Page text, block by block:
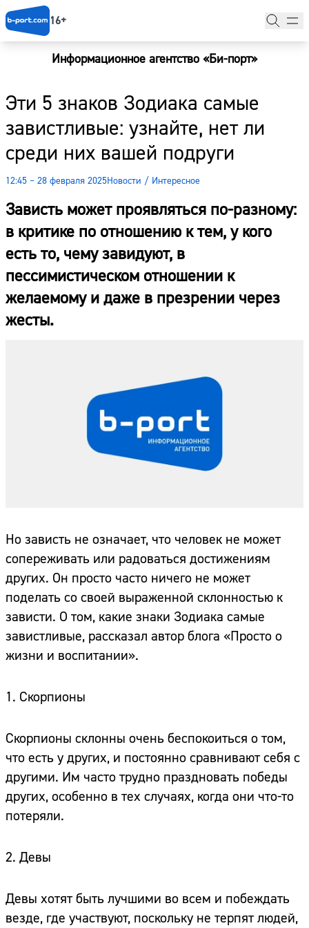
16+
Информационное агентство «Би-порт»
Эти 5 знаков Зодиака самые
завистливые: узнайте, нет ли
среди них вашей подруги
12:45 – 28 февраля 2025Новости / Интересное
Зависть может проявляться по-разному:
в критике по отношению к тем, у кого
есть то, чему завидуют, в
пессимистическом отношении к
желаемому и даже в презрении через
жесты.
Но зависть не означает, что человек не может
сопереживать или радоваться достижениям
других. Он просто часто ничего не может
поделать со своей выраженной склонностью к
зависти. О том, какие знаки Зодиака самые
завистливые, рассказал автор блога «Просто о
жизни и воспитании».
1. Скорпионы
Скорпионы склонны очень беспокоиться о том,
что есть у других, и постоянно сравнивают себя с
другими. Им часто трудно праздновать победы
других, особенно в тех случаях, когда они что-то
потеряли.
2. Девы
Девы хотят быть лучшими во всем и побеждать
везде, где участвуют, поскольку не терпят людей,
Новости
Наши гости
Фоторепортажи
Погода
Курсы валют